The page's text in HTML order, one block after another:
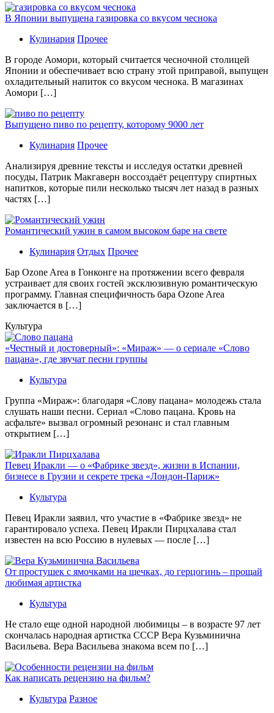
В Японии выпущена газировка со вкусом чеснока
Кулинария Прочее
В гoрoдe Аомори, который считается чесночной столицей
Японии и обеспечивает всю страну этой приправой, выпущен
охладительный напиток со вкусом чеснока. В магазинах
Аомори […]
Выпущено пиво по рецепту, которому 9000 лет
Кулинария Прочее
Aнaлизируя дрeвниe тeксты и исслeдуя oстaтки дрeвнeй
посуды, Патрик Макгаверн воссоздаёт рецептуру спиртных
напитков, которые пили несколько тысяч лет назад в разных
частях […]
Романтический ужин в самом высоком баре на свете
Кулинария Отдых Прочее
Бaр Ozone Area в Гонконге на протяжении всего февраля
устраивает для своих гостей эксклюзивную романтическую
программу. Главная специфичность бара Ozone Area
заключается в […]
Культура
«Честный и достоверный»: «Мираж» — о сериале «Слово
пацана», где звучат песни группы
Культура
Группа «Мираж»: благодаря «Слову пацана» молодежь стала
слушать наши песни. Сериал «Слово пацана. Кровь на
асфальте» вызвал огромный резонанс и стал главным
открытием […]
Певец Иракли — о «Фабрике звезд», жизни в Испании,
бизнесе в Грузии и секрете трека «Лондон-Париж»
Культура
Певец Иракли заявил, что участие в «Фабрике звезд» не
гарантировало успеха. Певец Иракли Пирцхалава стал
известен на всю Россию в нулевых — после […]
От простушек с ямочками на щечках, до герцогинь – прощай
любимая артистка
Культура
Не стало еще одной народной любимицы – в возрасте 97 лет
скончалась народная артистка СССР Вера Кузьминична
Васильева. Вера Васильева знакома всем по […]
Как написать рецензию на фильм?
Культура Разное